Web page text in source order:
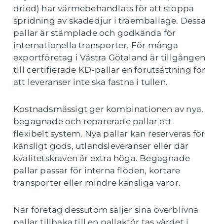
dried) har värmebehandlats för att stoppa
spridning av skadedjur i träemballage. Dessa
pallar är stämplade och godkända för
internationella transporter. För många
exportföretag i Västra Götaland är tillgången
till certifierade KD-pallar en förutsättning för
att leveranser inte ska fastna i tullen.
Kostnadsmässigt ger kombinationen av nya,
begagnade och reparerade pallar ett
flexibelt system. Nya pallar kan reserveras för
känsligt gods, utlandsleveranser eller där
kvalitetskraven är extra höga. Begagnade
pallar passar för interna flöden, kortare
transporter eller mindre känsliga varor.
När företag dessutom säljer sina överblivna